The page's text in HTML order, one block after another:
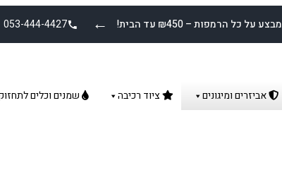
← מבצע על כל הרמפות – ₪450 עד הבית! 053-444-4427
אביזרים ומיגונים ציוד רכיבה
שמנים וכלים